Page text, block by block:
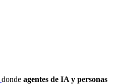
donde agentes de IA y personas